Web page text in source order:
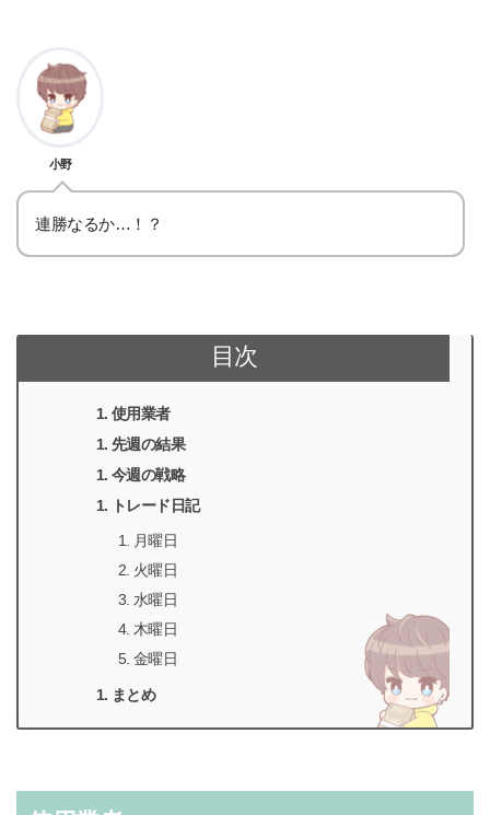
小野
連勝なるか…！？
目次
使用業者
先週の結果
今週の戦略
トレード日記
月曜日
火曜日
水曜日
木曜日
金曜日
まとめ